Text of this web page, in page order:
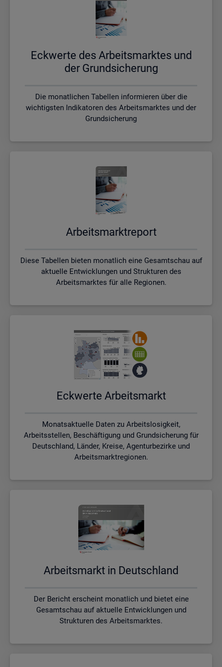
Eck­wer­te des Ar­beits­mark­tes und
der Grund­si­che­rung
Die monatlichen Tabellen informieren über die
wichtigsten Indikatoren des Arbeitsmarktes und der
Grundsicherung
Ar­beits­markt­re­port
Diese Tabellen bieten monatlich eine Gesamtschau auf
aktuelle Entwicklungen und Strukturen des
Arbeitsmarktes für alle Regionen.
Eck­wer­te Ar­beits­markt
Monatsaktuelle Daten zu Arbeitslosigkeit,
Arbeitsstellen, Beschäftigung und Grundsicherung für
Deutschland, Länder, Kreise, Agenturbezirke und
Arbeitsmarktregionen.
Ar­beits­markt in Deutsch­land
Der Bericht erscheint monatlich und bietet eine
Gesamtschau auf aktuelle Entwicklungen und
Strukturen des Arbeitsmarktes.